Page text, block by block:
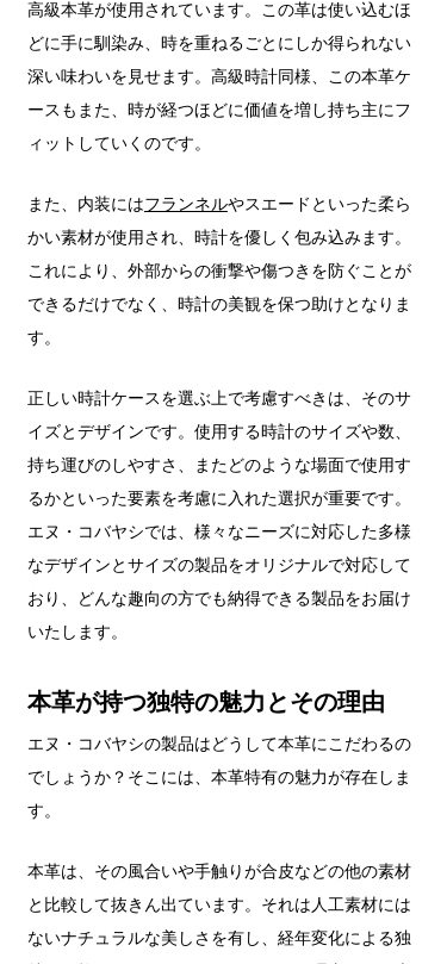
高級本革が使用されています。この革は使い込むほ
どに手に馴染み、時を重ねるごとにしか得られない
深い味わいを見せます。高級時計同様、この本革ケ
ースもまた、時が経つほどに価値を増し持ち主にフ
ィットしていくのです。
また、内装にはフランネルやスエードといった柔ら
かい素材が使用され、時計を優しく包み込みます。
これにより、外部からの衝撃や傷つきを防ぐことが
できるだけでなく、時計の美観を保つ助けとなりま
す。
正しい時計ケースを選ぶ上で考慮すべきは、そのサ
イズとデザインです。使用する時計のサイズや数、
持ち運びのしやすさ、またどのような場面で使用す
るかといった要素を考慮に入れた選択が重要です。
エヌ・コバヤシでは、様々なニーズに対応した多様
なデザインとサイズの製品をオリジナルで対応して
おり、どんな趣向の方でも納得できる製品をお届け
いたします。
本革が持つ独特の魅力とその理由
エヌ・コバヤシの製品はどうして本革にこだわるの
でしょうか？そこには、本革特有の魅力が存在しま
す。
本革は、その風合いや手触りが合皮などの他の素材
と比較して抜きん出ています。それは人工素材には
ないナチュラルな美しさを有し、経年変化による独